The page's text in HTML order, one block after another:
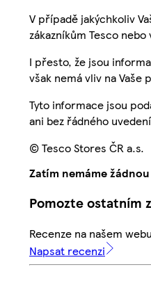
V případě jakýchkoliv
zákazníkům Tesco
I přesto, že jsou
však nemá vliv na Vaše
Tyto informace jsou
ani bez řádného
© Tesco Stores ČR a.s.
Zatím nemáme
Pomozte ostatním
Recenze na našem
Napsat recenzi